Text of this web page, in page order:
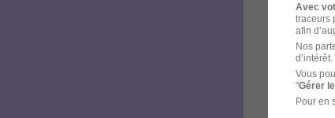
Avec
traceurs
afin
Nos
d’intérêt.
Vous
"Gérer
Pour en